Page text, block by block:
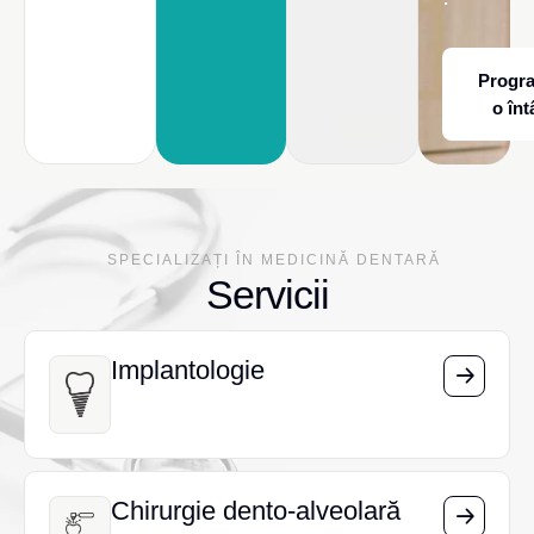
o
SPECIALIZAȚI ÎN MEDICINĂ DENTARĂ
Servicii
Implantologie
Implantologie
Chirurgie dento-alveolară
Chirurgie dento-alveolară